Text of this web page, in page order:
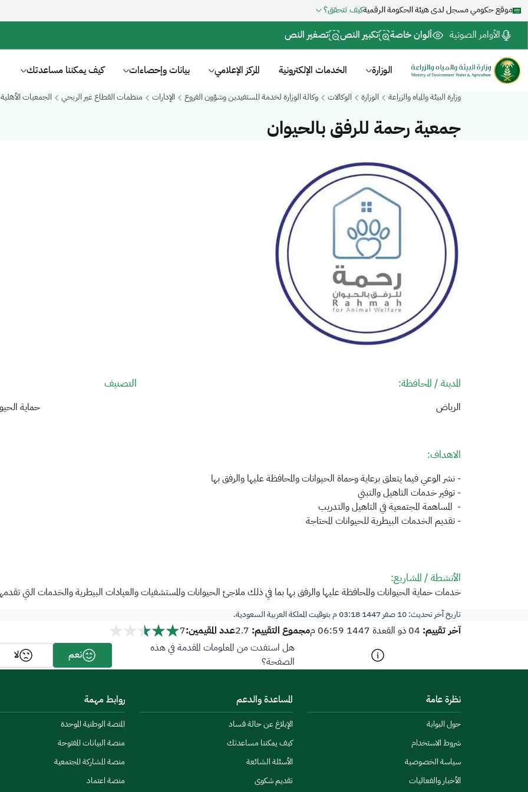
موقع حكومي مسجل لدى هيئة الحكومة الرقميةكيف تتحقق؟
الأوامر الصوتية ألوان خاصة تكبير النص تصغير النص
الوزارة الخدمات الإلكترونية المركز الإعلامي بيانات وإحصاءات كيف يمكننا مساعدتك
وزارة البيئة والمياه والزراعة الوزارة الوكالات وكالة الوزارة لخدمة المستفيدين وشؤون الفروع الإدارات منظمات القطاع غير الربحي الجمعيات الأهلية
جمعية رحمة للرفق بالحيوان
المدينة / المحافظة: التصنيف​
الرياض حماية الحيوان
الاهداف:
- نشر الوعي فيما يتعلق برعاية وحماة الحيوانات والمحافظة عليها والرفق بها
- توفير خدمات التاهيل والتبني
- المساهمة المجتمعية في التاهيل والتدريب
- تقديم الخدمات البيطرية للحيوانات المحتاجة
الأنشطة / المشاريع:
​خدمات حماية الحيوانات والمحافظة عليها والرفق بها بما في ذلك ملاجئ الحيوانات والمستشفيات والعيادات البيطرية والخدمات التي تقدمها
تاريخ آخر تحديث:10 صفر 1447 03:18 م بتوقيت المملكة العربية السعودية.
آخر تقييم: 04 ذو القعدة 1447 06:59 م مجموع التقييم: 2.7عدد المقيمين:7
هل استفدت من المعلومات المقدمة في هذه
الصفحة؟
نعم لا
نظرة عامة
حول البوابة
شروط الاستخدام
سياسة الخصوصية
الأخبار والفعاليات
المساعدة والدعم
الإبلاغ عن حالة فساد
كيف يمكننا مساعدتك
الأسئلة الشائعة
تقديم شكوى
روابط مهمة
المنصة الوطنية الموحدة
منصة البيانات المفتوحة
منصة المشاركة المجتمعية
منصة اعتماد